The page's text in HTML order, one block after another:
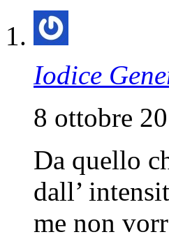
Iodice
8 ottobre
Da quello
dall’
me non